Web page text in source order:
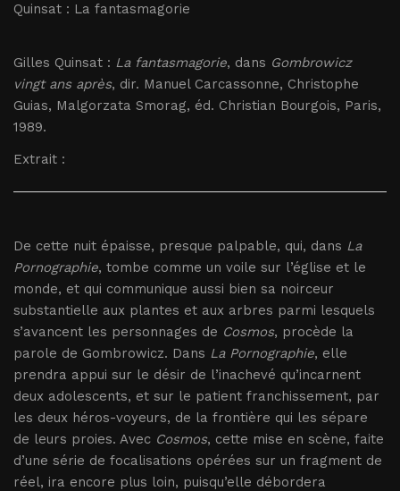
Quinsat : La fantasmagorie
Gilles Quinsat : La fantasmagorie, dans Gombrowicz
vingt ans après, dir. Manuel Carcassonne, Christophe
Guias, Malgorzata Smorag, éd. Christian Bourgois, Paris,
1989.
Extrait :
De cette nuit épaisse, presque palpable, qui, dans La
Pornographie, tombe comme un voile sur l’église et le
monde, et qui communique aussi bien sa noirceur
substantielle aux plantes et aux arbres parmi lesquels
s’avancent les personnages de Cosmos, procède la
parole de Gombrowicz. Dans La Pornographie, elle
prendra appui sur le désir de l’inachevé qu’incarnent
deux adolescents, et sur le patient franchissement, par
les deux héros-voyeurs, de la frontière qui les sépare
de leurs proies. Avec Cosmos, cette mise en scène, faite
d’une série de focalisations opérées sur un fragment de
réel, ira encore plus loin, puisqu’elle débordera